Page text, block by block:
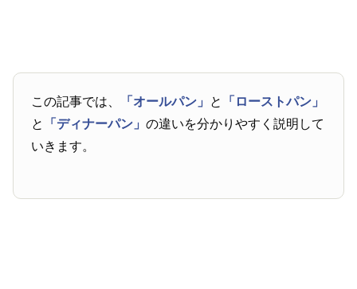
この記事では、 「オールパン」 と
「ローストパン」
と
「ディナーパン」の違いを分かりやすく説明して
いきます。